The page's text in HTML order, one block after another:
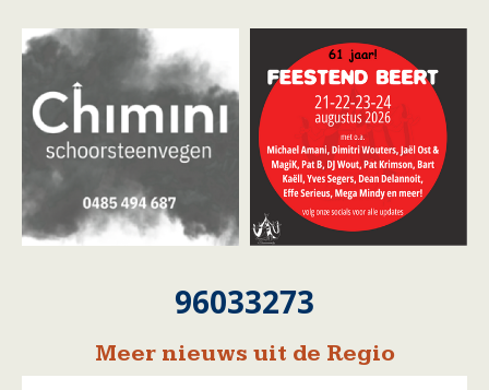
96033273
Meer nieuws uit de Regio